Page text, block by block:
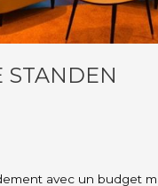
STANDEN
avec un budget